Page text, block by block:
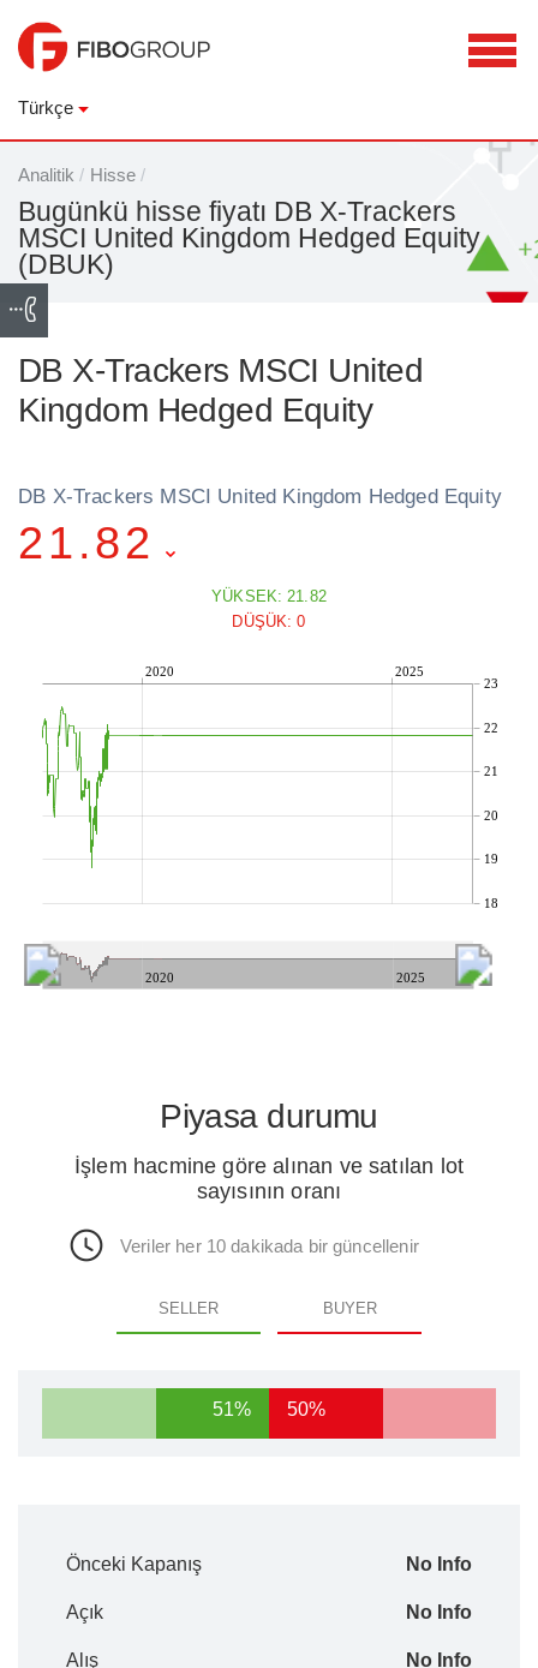
Türkçe
Analitik / Hisse /
Bugünkü hisse fiyatı DB X-Trackers
MSCI United Kingdom Hedged Equity
(DBUK)
DB X-Trackers MSCI United
Kingdom Hedged Equity
DB X-Trackers MSCI United Kingdom Hedged Equity
21.82
YÜKSEK: 21.82
DÜŞÜK: 0
2020 2025
18
19
20
21
22
23
2020 2025
Piyasa durumu
İşlem hacmine göre alınan ve satılan lot
sayısının oranı
Veriler her 10 dakikada bir güncellenir
SELLER BUYER
51% 50%
Önceki Kapanış No Info
Açık No Info
Alış No Info